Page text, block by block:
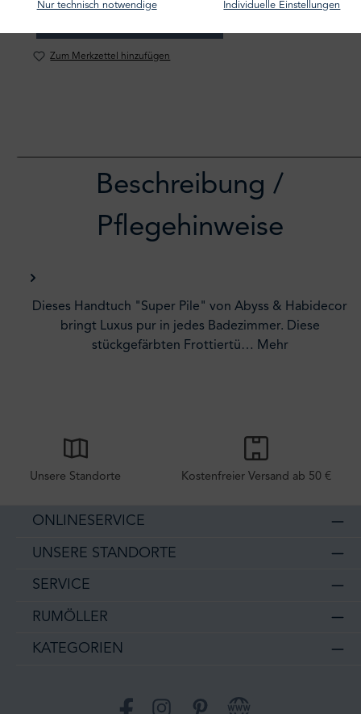
Zum Merkzettel hinzufügen
Beschreibung /
Pflegehinweise
Dieses Handtuch "Super Pile" von Abyss & Habidecor
bringt Luxus pur in jedes Badezimmer. Diese
stückgefärbten Frottiertü… Mehr
Unsere Standorte Kostenfreier Versand ab 50 €
ONLINESERVICE
UNSERE STANDORTE
SERVICE
RUMÖLLER
KATEGORIEN
Nur technisch notwendige Individuelle Einstellungen